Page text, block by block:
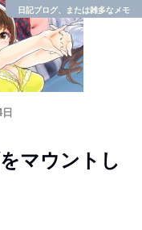
日記ブログ、または雑多なメモ
マウントし